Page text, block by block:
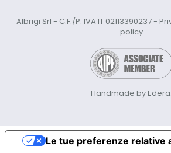
Albrigi Srl - C.F./P. IVA IT 02113390237 -
policy
Handmade by Edera.
Le tue preferenze relative